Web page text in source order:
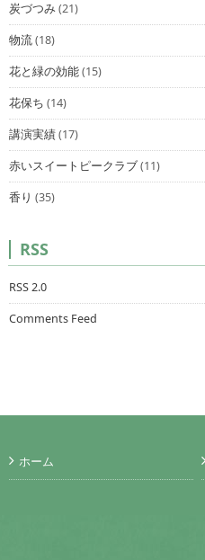
炭づつみ(21)
物流(18)
花と緑の効能(15)
花保ち (14)
講演実績(17)
赤いスイートピークラブ(11)
香り (35)
RSS
RSS 2.0
Comments Feed
ホーム